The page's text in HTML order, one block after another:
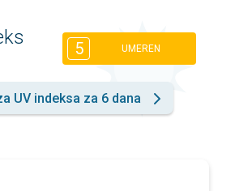
5 UMEREN
UV indeksa za 6 dana